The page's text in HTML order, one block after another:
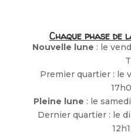
Chaque phase de
Nouvelle lune : le
Premier quartier : le
Pleine lune : le
Dernier quartier : le